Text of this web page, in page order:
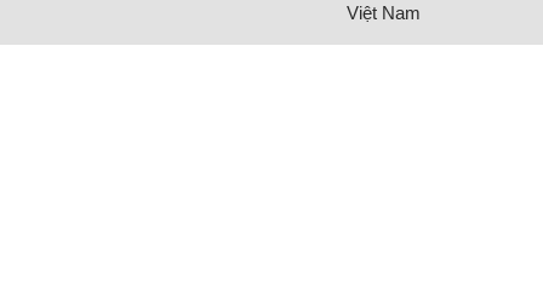
Việt Nam